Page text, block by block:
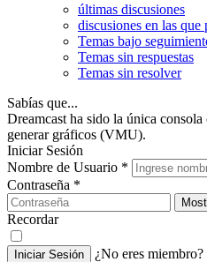
últimas discusiones
discusiones en las que
Temas bajo
Temas sin respuestas
Temas sin resolver
Sabías que...
Dreamcast ha sido la única
generar gráficos (VMU).
Iniciar Sesión
Nombre de Usuario *
Contraseña *
Recordar
Iniciar Sesión ¿No eres miembro?